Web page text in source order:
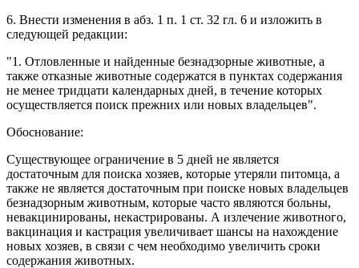
6. Внести изменения в абз. 1 п. 1 ст. 32 гл. 6 и изложить в
следующей редакции:
"1. Отловленные и найденные безнадзорные животные, а
также отказные животные содержатся в пунктах содержания
не менее тридцати календарных дней, в течение которых
осуществляется поиск прежних или новых владельцев".
Обоснование:
Существующее ограничение в 5 дней не является
достаточным для поиска хозяев, которые утеряли питомца, а
также не является достаточным при поиске новых владельцев
безнадзорным животным, которые часто являются больны,
невакцинированы, некастрированы. А излечение животного,
вакцинация и кастрация увеличивает шансы на нахождение
новых хозяев, в связи с чем необходимо увеличить сроки
содержания животных.